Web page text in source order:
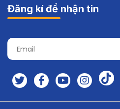
Đăng kí để nhận tin